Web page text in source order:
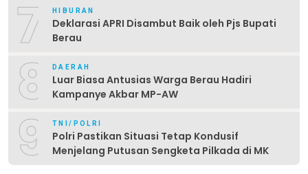
7 HIBURAN
Deklarasi APRI Disambut Baik oleh Pjs Bupati
Berau
8 DAERAH
Luar Biasa Antusias Warga Berau Hadiri
Kampanye Akbar MP-AW
9 TNI/POLRI
Polri Pastikan Situasi Tetap Kondusif
Menjelang Putusan Sengketa Pilkada di MK